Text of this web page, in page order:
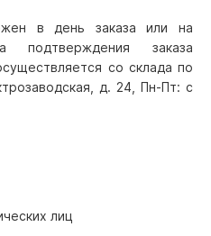
в день заказа или на
заказа
со склада по
д. 24, Пн-Пт: с